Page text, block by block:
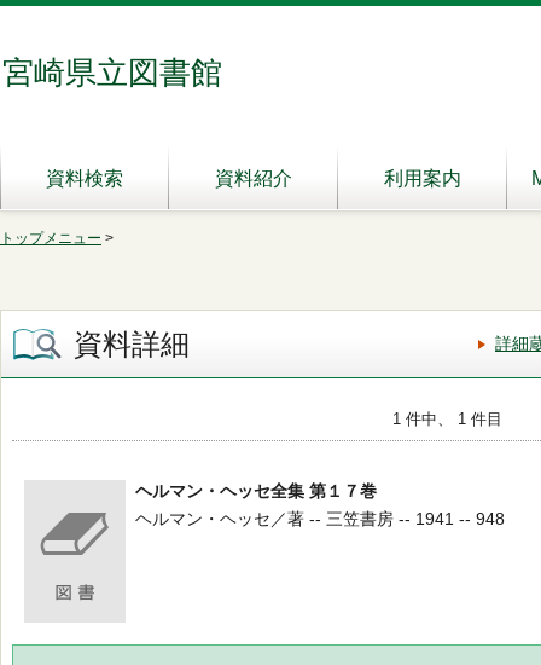
宮崎県立図書館
資料検索 資料紹介 利用案内
トップメニュー >
資料詳細 詳細
1 件中、 1 件目
ヘルマン・ヘッセ全集 第１７巻
ヘルマン・ヘッセ／著 -- 三笠書房 -- 1941 -- 948